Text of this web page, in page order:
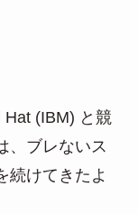
(IBM) と競
、ブレないス
続けてきたよ